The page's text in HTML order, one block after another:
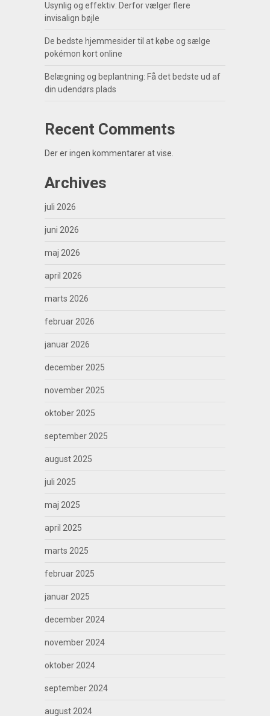
Usynlig og effektiv: Derfor vælger flere
invisalign bøjle
De bedste hjemmesider til at købe og sælge
pokémon kort online
Belægning og beplantning: Få det bedste ud af
din udendørs plads
Recent Comments
Der er ingen kommentarer at vise.
Archives
juli 2026
juni 2026
maj 2026
april 2026
marts 2026
februar 2026
januar 2026
december 2025
november 2025
oktober 2025
september 2025
august 2025
juli 2025
maj 2025
april 2025
marts 2025
februar 2025
januar 2025
december 2024
november 2024
oktober 2024
september 2024
august 2024